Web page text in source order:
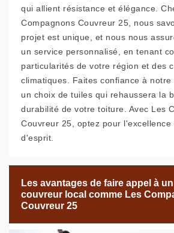
qui allient résistance et élégance.
Compagnons Couvreur 25, nous
projet est unique, et nous nous
un service personnalisé, en tenant
particularités de votre région et des
climatiques. Faites confiance à
un choix de tuiles qui rehaussera la
durabilité de votre toiture. Avec Les
Couvreur 25, optez pour l'excellence
d'esprit.
Les avantages de faire appel à
couvreur local comme Les
Couvreur 25